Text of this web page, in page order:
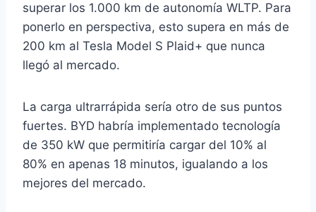
superar los 1.000 km de autonomía WLTP. Para
ponerlo en perspectiva, esto supera en más de
200 km al Tesla Model S Plaid+ que nunca
llegó al mercado.
La carga ultrarrápida sería otro de sus puntos
fuertes. BYD habría implementado tecnología
de 350 kW que permitiría cargar del 10% al
80% en apenas 18 minutos, igualando a los
mejores del mercado.